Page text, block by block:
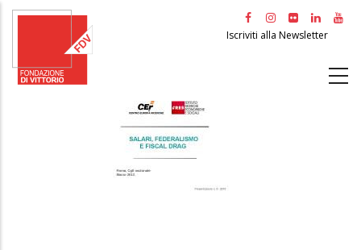
Salta
principale
Iscriviti alla Newsletter